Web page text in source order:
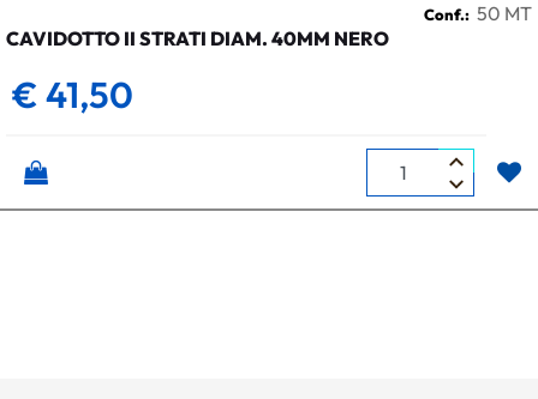
Conf.: 50 MT
CAVIDOTTO II STRATI DIAM. 40MM NERO
€ 41,50
Quantità